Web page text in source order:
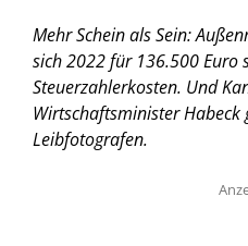
Mehr Schein als Sein:
sich 2022 für 136.500 Euro
Steuerzahlerkosten. Und
Wirtschaftsminister Habeck
Leibfotografen.